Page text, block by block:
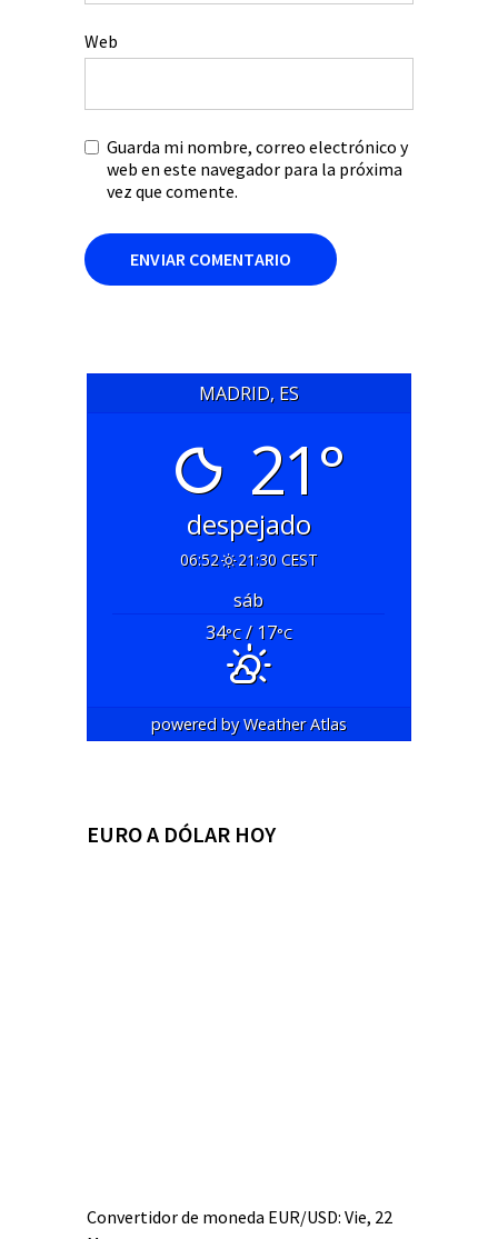
Web
Guarda mi nombre, correo electrónico y
web en este navegador para la próxima
vez que comente.
MADRID, ES
21°
despejado
06:52 21:30 CEST
sáb
34°C/ 17°C
powered byWeather Atlas
EURO A DÓLAR HOY
Convertidor de moneda EUR/USD: Vie, 22